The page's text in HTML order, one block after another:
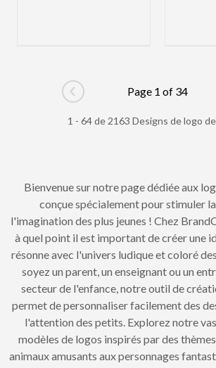
Go to previous page
Page 1 of 34
1 - 64 de 2163 Designs de logo
Bienvenue sur notre page dédiée aux
conçue spécialement pour stimuler
l'imagination des plus jeunes ! Chez
à quel point il est important de créer une
résonne avec l'univers ludique et coloré
soyez un parent, un enseignant ou un
secteur de l'enfance, notre outil de
permet de personnaliser facilement des
l'attention des petits. Explorez notre
modèles de logos inspirés par des
animaux amusants aux personnages